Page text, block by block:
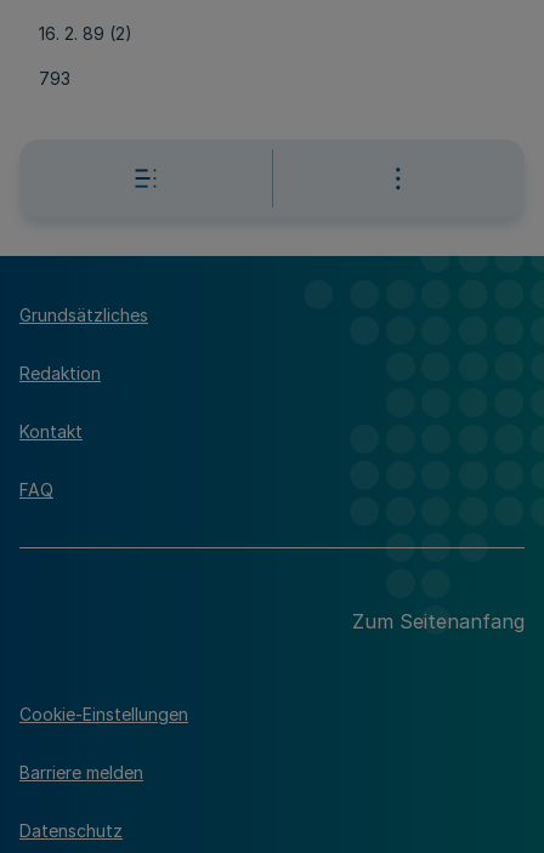
16. 2. 89 (2)
793
Grundsätzliches
Redaktion
Kontakt
FAQ
Zum Seitenanfang
Cookie-Einstellungen
Barriere melden
Datenschutz